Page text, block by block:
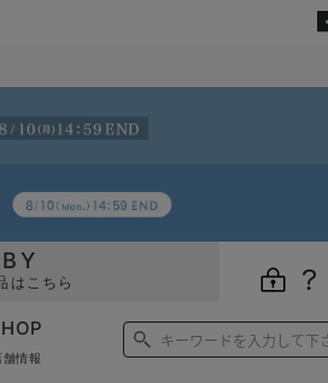
はこちら
舗情報